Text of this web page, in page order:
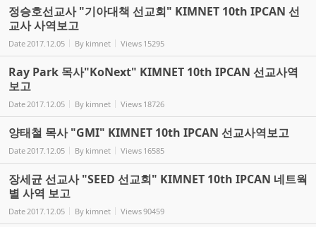
정승호선교사 "기아대책 선교회" KIMNET 10th IPCAN 선
교사 사역보고
Date 2017.12.05 By kimnet Views 15295
Ray Park 목사"KoNext" KIMNET 10th IPCAN 선교사역
보고
Date 2017.12.05 By kimnet Views 18726
양태철 목사 "GMI" KIMNET 10th IPCAN 선교사역보고
Date 2017.12.05 By kimnet Views 16585
장세균 선교사 "SEED 선교회" KIMNET 10th IPCAN 네트웍
별 사역 보고
Date 2017.12.05 By kimnet Views90459